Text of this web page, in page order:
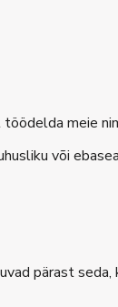
meie
või
pärast seda,